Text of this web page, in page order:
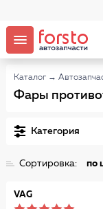
Каталог →
Фары
Категория
Сортировка: по
VAG